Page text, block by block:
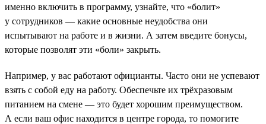
именно включить в программу, узнайте, что «болит»
у сотрудников — какие основные неудобства они
испытывают на работе и в жизни. А затем введите бонусы,
которые позволят эти «боли» закрыть.
Например, у вас работают официанты. Часто они не успевают
взять с собой еду на работу. Обеспечьте их трёхразовым
питанием на смене — это будет хорошим преимуществом.
А если ваш офис находится в центре города, то помогите